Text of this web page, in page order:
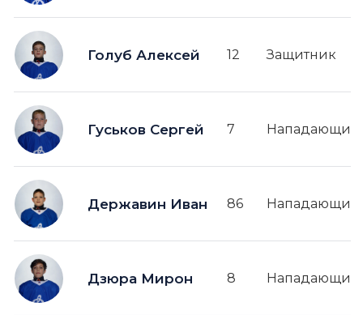
Голуб Алексей 12 Защитник
Гуськов Сергей 7 Нападающий
Державин Иван 86 Нападающий
Дзюра Мирон 8 Нападающий